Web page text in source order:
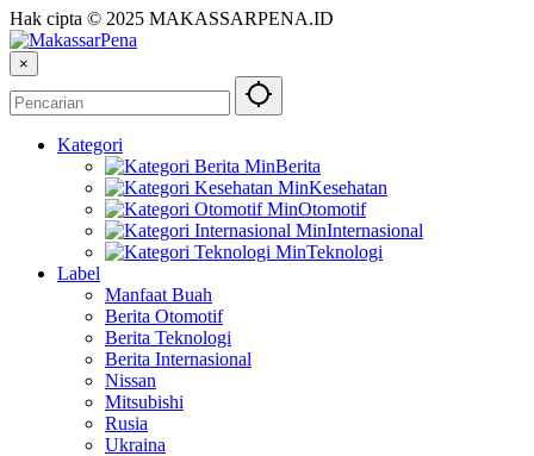
Hak cipta © 2025 MAKASSARPENA.ID
×
Kategori
Berita
Kesehatan
Otomotif
Internasional
Teknologi
Label
Manfaat Buah
Berita Otomotif
Berita Teknologi
Berita Internasional
Nissan
Mitsubishi
Rusia
Ukraina